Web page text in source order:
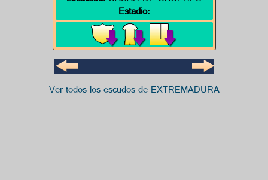
Estadio:
Ver todos los escudos de EXTREMADURA